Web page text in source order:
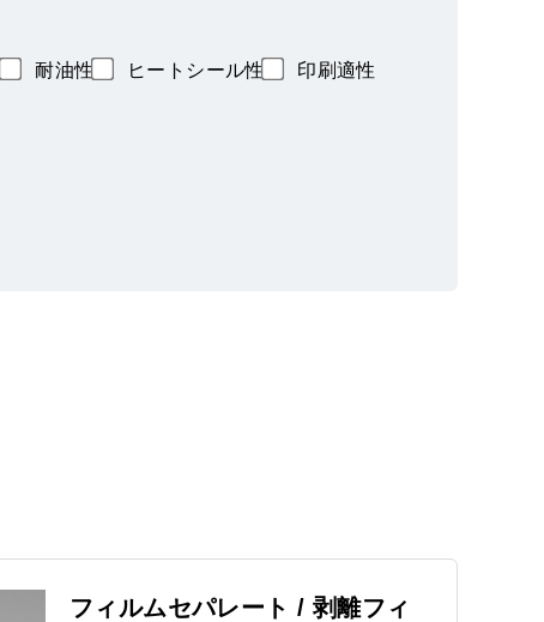
耐油性 ヒートシール性
印刷適性
フィルムセパレート / 剥離フィ